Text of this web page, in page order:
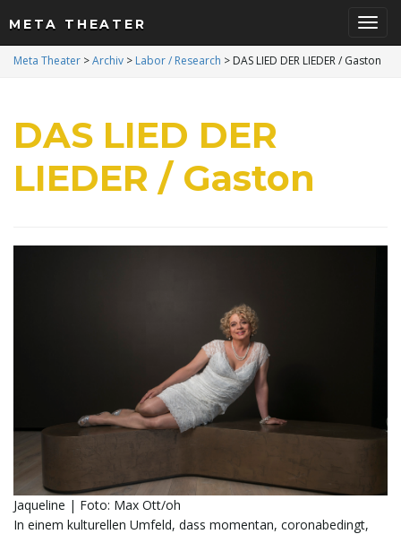
META THEATER
Meta Theater >Archiv > Labor / Research > DAS LIED DER LIEDER / Gaston
DAS LIED DER
LIEDER / Gaston
Jaqueline | Foto: Max Ott/oh
In einem kulturellen Umfeld, dass momentan, coronabedingt,